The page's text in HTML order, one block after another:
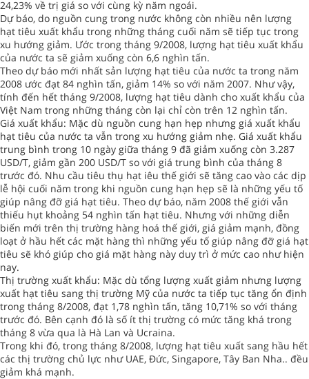
24,23% về trị giá so với cùng kỳ năm ngoái.
Dự báo, do nguồn cung trong nước không còn nhiều nên lượng
hạt tiêu xuất khẩu trong những tháng cuối năm sẽ tiếp tục trong
xu hướng giảm. Ước trong tháng 9/2008, lượng hạt tiêu xuất khẩu
của nước ta sẽ giảm xuống còn 6,6 nghìn tấn.
Theo dự báo mới nhất sản lượng hạt tiêu của nước ta trong năm
2008 ước đạt 84 nghìn tấn, giảm 14% so với năm 2007. Như vậy,
tính đến hết tháng 9/2008, lượng hạt tiêu dành cho xuất khẩu của
Việt Nam trong những tháng còn lại chỉ còn trên 12 nghìn tấn.
Giá xuất khẩu: Mặc dù nguồn cung hạn hẹp nhưng giá xuất khẩu
hạt tiêu của nước ta vẫn trong xu hướng giảm nhẹ. Giá xuất khẩu
trung bình trong 10 ngày giữa tháng 9 đã giảm xuống còn 3.287
USD/T, giảm gần 200 USD/T so với giá trung bình của tháng 8
trước đó. Nhu cầu tiêu thụ hạt iêu thế giới sẽ tăng cao vào các dịp
lễ hội cuối năm trong khi nguồn cung hạn hẹp sẽ là những yếu tố
giúp nâng đỡ giá hạt tiêu. Theo dự báo, năm 2008 thế giới vẫn
thiếu hụt khoảng 54 nghìn tấn hạt tiêu. Nhưng với những diễn
biến mới trên thị trường hàng hoá thế giới, giá giảm mạnh, đồng
loạt ở hầu hết các mặt hàng thì những yếu tố giúp nâng đỡ giá hạt
tiêu sẽ khó giúp cho giá mặt hàng này duy trì ở mức cao như hiện
nay.
Thị trường xuất khẩu: Mặc dù tổng lượng xuất giảm nhưng lượng
xuất hạt tiêu sang thị trường Mỹ của nước ta tiếp tục tăng ổn định
trong tháng 8/2008, đạt 1,78 nghìn tấn, tăng 10,71% so với tháng
trước đó. Bên cạnh đó là số ít thị trường có mức tăng khá trong
tháng 8 vừa qua là Hà Lan và Ucraina.
Trong khi đó, trong tháng 8/2008, lượng hạt tiêu xuất sang hầu hết
các thị trường chủ lực như UAE, Đức, Singapore, Tây Ban Nha.. đều
giảm khá mạnh.